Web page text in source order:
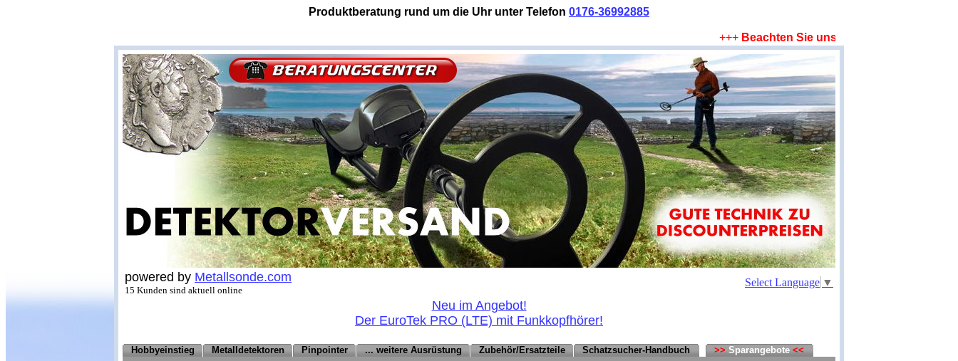
Produktberatung rund um die Uhr unter Telefon 0176-36992885
+++Beachten Sie unsere Sparangebote !
powered by Metallsonde.com
15 Kunden sind aktuell online
Select Language ▼
Neu im Angebot!
Der EuroTek PRO (LTE) mit Funkkopfhörer!
Hobbyeinstieg Metalldetektoren Pinpointer ... weitere Ausrüstung Zubehör/Ersatzteile Schatzsucher-Handbuch >> Sparangebote <<